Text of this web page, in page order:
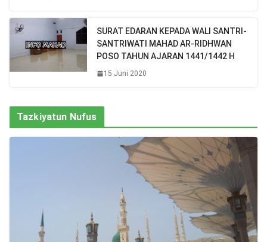
SURAT EDARAN KEPADA WALI SANTRI-
SANTRIWATI MAHAD AR-RIDHWAN
POSO TAHUN AJARAN 1441/1442 H
15 Juni 2020
Tazkiyatun Nufus